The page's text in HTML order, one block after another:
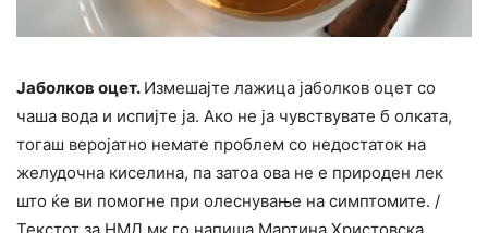
Јаболков оцет. Измешајте лажица јаболков оцет со
чаша вода и испијте ја. Ако не ја чувствувате б олката,
тогаш веројатно немате проблем со недостаток на
желудочна киселина, па затоа ова не е природен лек
што ќе ви помогне при олеснување на симптомите. /